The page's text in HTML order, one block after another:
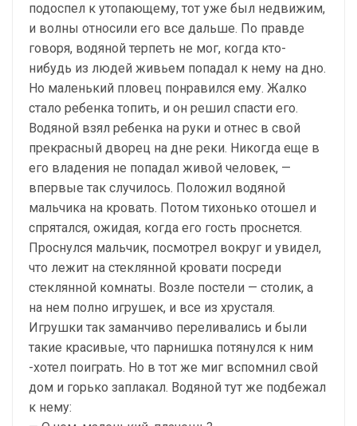
подоспел к утопающему, тот уже был недвижим,
и волны относили его все дальше. По правде
говоря, водяной терпеть не мог, когда кто-
нибудь из людей живьем попадал к нему на дно.
Но маленький пловец понравился ему. Жалко
стало ребенка топить, и он решил спасти его.
Водяной взял ребенка на руки и отнес в свой
прекрасный дворец на дне реки. Никогда еще в
его владения не попадал живой человек, —
впервые так случилось. Положил водяной
мальчика на кровать. Потом тихонько отошел и
спрятался, ожидая, когда его гость проснется.
Проснулся мальчик, посмотрел вокруг и увидел,
что лежит на стеклянной кровати посреди
стеклянной комнаты. Возле постели — столик, а
на нем полно игрушек, и все из хрусталя.
Игрушки так заманчиво переливались и были
такие красивые, что парнишка потянулся к ним
-хотел поиграть. Но в тот же миг вспомнил свой
дом и горько заплакал. Водяной тут же подбежал
к нему: